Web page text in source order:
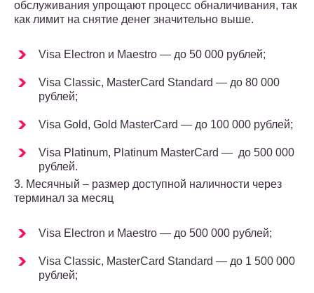
обслуживания упрощают процесс обналичивания, так
как лимит на снятие денег значительно выше.
Visa Electron и Maestro — до 50 000 рублей;
Visa Classic, MasterCard Standard — до 80 000
рублей;
Visa Gold, Gold MasterCard — до 100 000 рублей;
Visa Platinum, Platinum MasterCard — до 500 000
рублей.
3. Месячный – размер доступной наличности через
терминал за месяц
Visa Electron и Maestro — до 500 000 рублей;
Visa Classic, MasterCard Standard — до 1 500 000
рублей;